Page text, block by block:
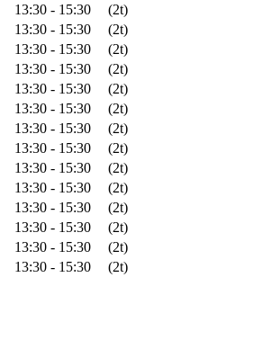
13:30 - 15:30
(2t)
13:30 - 15:30
(2t)
13:30 - 15:30
(2t)
13:30 - 15:30
(2t)
13:30 - 15:30
(2t)
13:30 - 15:30
(2t)
13:30 - 15:30
(2t)
13:30 - 15:30
(2t)
13:30 - 15:30
(2t)
13:30 - 15:30
(2t)
13:30 - 15:30
(2t)
13:30 - 15:30
(2t)
13:30 - 15:30
(2t)
13:30 - 15:30 (2t)